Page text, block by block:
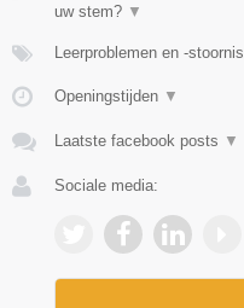
uw stem? ▼
Leerproblemen en -
Openingstijden ▼
Laatste facebook posts ▼
Sociale media: